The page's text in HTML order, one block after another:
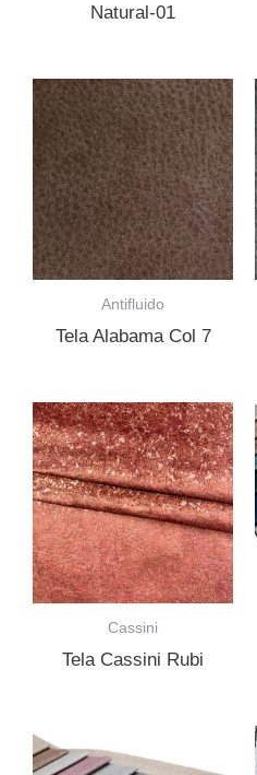
Natural-01
Antifluido
Tela Alabama Col 7
Cassini
Tela Cassini Rubi